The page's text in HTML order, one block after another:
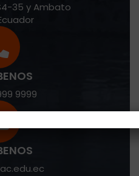
35 y Ambato
9999